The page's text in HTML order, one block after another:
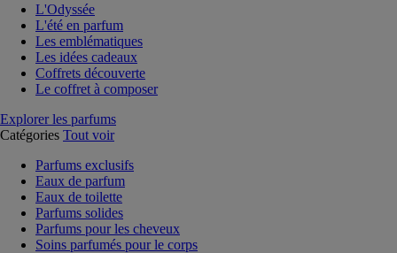
L'Odyssée
L'été en parfum
Les emblématiques
Les idées cadeaux
Coffrets découverte
Le coffret à composer
Explorer les parfums
Catégories Tout voir
Parfums exclusifs
Eaux de parfum
Eaux de toilette
Parfums solides
Parfums pour les cheveux
Soins parfumés pour le corps